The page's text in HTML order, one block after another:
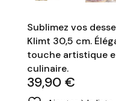
Sublimez vos
Klimt 30,5 cm.
touche artistique
culinaire.
39,90 €